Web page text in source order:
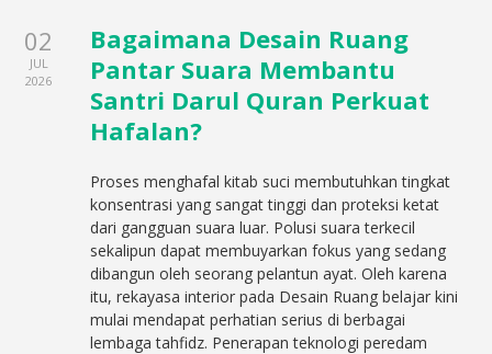
02
JUL
2026
Bagaimana Desain Ruang
Pantar Suara Membantu
Santri Darul Quran Perkuat
Hafalan?
Proses menghafal kitab suci membutuhkan tingkat
konsentrasi yang sangat tinggi dan proteksi ketat
dari gangguan suara luar. Polusi suara terkecil
sekalipun dapat membuyarkan fokus yang sedang
dibangun oleh seorang pelantun ayat. Oleh karena
itu, rekayasa interior pada Desain Ruang belajar kini
mulai mendapat perhatian serius di berbagai
lembaga tahfidz. Penerapan teknologi peredam